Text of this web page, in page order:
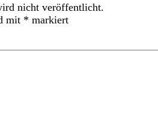
nicht veröffentlicht.
mit * markiert